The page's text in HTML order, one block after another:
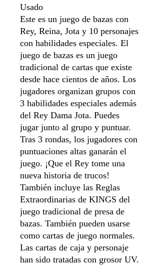
Usado
Este es un juego de bazas con
Rey, Reina, Jota y 10 personajes
con habilidades especiales. El
juego de bazas es un juego
tradicional de cartas que existe
desde hace cientos de años. Los
jugadores organizan grupos con
3 habilidades especiales además
del Rey Dama Jota. Puedes
jugar junto al grupo y puntuar.
Tras 3 rondas, los jugadores con
puntuaciones altas ganarán el
juego. ¡Que el Rey tome una
nueva historia de trucos!
También incluye las Reglas
Extraordinarias de KINGS del
juego tradicional de presa de
bazas. También pueden usarse
como cartas de juego normales.
Las cartas de caja y personaje
han sido tratadas con grosor UV.